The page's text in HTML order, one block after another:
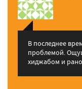
В последнее
проблемой.
хиджабом и